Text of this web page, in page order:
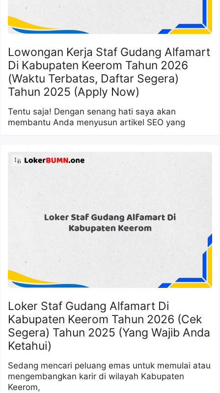
Lowongan Kerja Staf Gudang Alfamart
Di Kabupaten Keerom Tahun 2026
(Waktu Terbatas, Daftar Segera)
Tahun 2025 (Apply Now)
Tentu saja! Dengan senang hati saya akan
membantu Anda menyusun artikel SEO yang
Loker Staf Gudang Alfamart Di
Kabupaten Keerom Tahun 2026 (Cek
Segera) Tahun 2025 (Yang Wajib Anda
Ketahui)
Sedang mencari peluang emas untuk memulai atau
mengembangkan karir di wilayah Kabupaten
Keerom,